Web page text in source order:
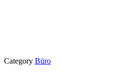
Category Büro